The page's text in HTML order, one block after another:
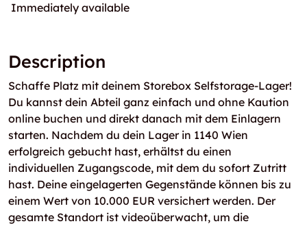
Immediately available
Description
Schaffe Platz mit deinem Storebox Selfstorage-Lager!
Du kannst dein Abteil ganz einfach und ohne Kaution
online buchen und direkt danach mit dem Einlagern
starten. Nachdem du dein Lager in 1140 Wien
erfolgreich gebucht hast, erhältst du einen
individuellen Zugangscode, mit dem du sofort Zutritt
hast. Deine eingelagerten Gegenstände können bis zu
einem Wert von 10.000 EUR versichert werden. Der
gesamte Standort ist videoüberwacht, um die